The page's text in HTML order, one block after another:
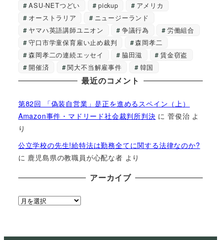
ASU-NETつどい pickup
アメリカ
オーストラリア
ニュージーランド
ヤマハ英語講師ユニオン
争議行為
労働組合
守口市学童保育雇い止め裁判
森岡孝二
森岡孝二の連続エッセイ
脇田滋
賃金窃盗
開催済
関大不当解雇事件 韓国
最近のコメント
第82回 「偽装自営業」是正を進めるスペイン（上）
Amazon事件・マドリード社会裁判所判決 に菅俊治 よ
り
公立学校の先生!給特法は勤務全てに関する法律なのか?
に 鹿児島県の教職員が心配な者 より
アーカイブ
ア
イ